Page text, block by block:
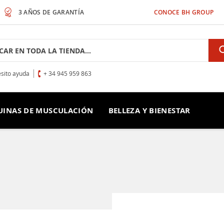
3 AÑOS DE GARANTÍA CONOCE BH GROUP
ayuda + 34 945 959 863
DE MUSCULACIÓN BELLEZA Y BIENESTAR